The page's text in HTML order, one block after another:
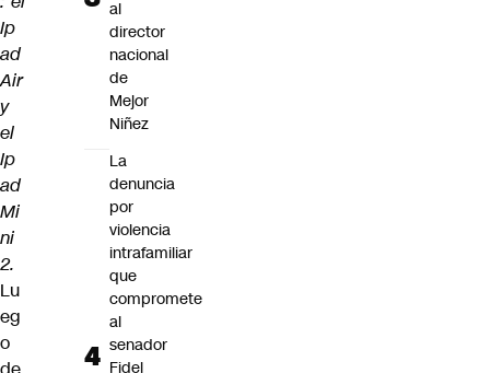
Ip
ad
Air
y
el
Ip
ad
Mi
ni
2.
Lu
eg
o
al
director
nacional
de
Mejor
Niñez
La
denuncia
por
violencia
intrafamiliar
que
compromete
al
senador
Fidel